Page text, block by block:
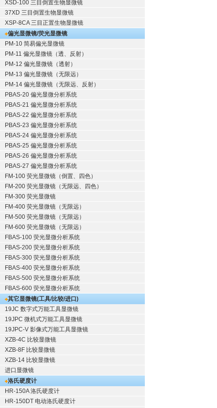
XSD-100 三目倒置生物显微镜
37XD 三目倒置生物显微镜
XSP-8CA 三目正置生物显微镜
偏光显微镜/荧光显微镜
PM-10 简易偏光显微镜
PM-11 偏光显微镜（透、反射）
PM-12 偏光显微镜（透射）
PM-13 偏光显微镜（无限远）
PM-14 偏光显微镜（无限远、反射）
PBAS-20 偏光显微分析系统
PBAS-21 偏光显微分析系统
PBAS-22 偏光显微分析系统
PBAS-23 偏光显微分析系统
PBAS-24 偏光显微分析系统
PBAS-25 偏光显微分析系统
PBAS-26 偏光显微分析系统
PBAS-27 偏光显微分析系统
FM-100 荧光显微镜（倒置、四色）
FM-200 荧光显微镜（无限远、四色）
FM-300 荧光显微镜
FM-400 荧光显微镜（无限远）
FM-500 荧光显微镜（无限远）
FM-600 荧光显微镜（无限远）
FBAS-100 荧光显微分析系统
FBAS-200 荧光显微分析系统
FBAS-300 荧光显微分析系统
FBAS-400 荧光显微分析系统
FBAS-500 荧光显微分析系统
FBAS-600 荧光显微分析系统
其它显微镜(工具/比较/进口)
19JC 数字式万能工具显微镜
19JPC 微机式万能工具显微镜
19JPC-V 影像式万能工具显微镜
XZB-4C 比较显微镜
XZB-8F 比较显微镜
XZB-14 比较显微镜
进口显微镜
洛氏硬度计
HR-150A 洛氏硬度计
HR-150DT 电动洛氏硬度计